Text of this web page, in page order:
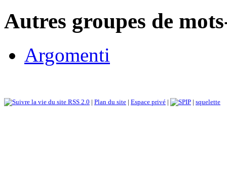
Autres groupes de
Argomenti
RSS 2.0 | Plan du site | Espace privé | | squelette